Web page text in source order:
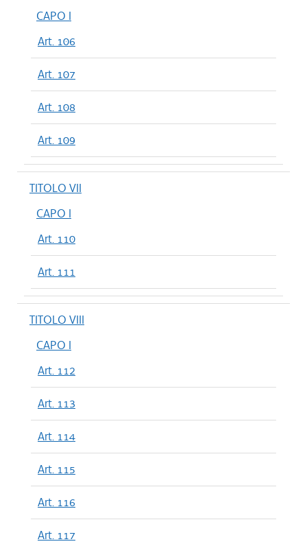
CAPO I
Art. 106
Art. 107
Art. 108
Art. 109
TITOLO VII
CAPO I
Art. 110
Art. 111
TITOLO VIII
CAPO I
Art. 112
Art. 113
Art. 114
Art. 115
Art. 116
Art. 117